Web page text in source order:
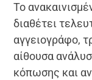
Το
διαθέτει
αγγειογράφο,
αίθουσα
κόπωσης και